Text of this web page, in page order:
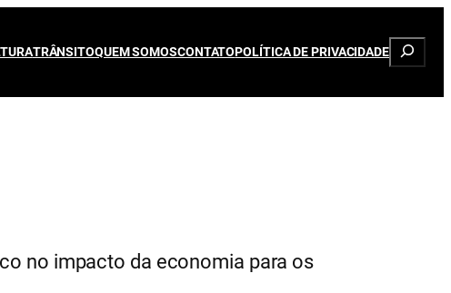
TRÂNSITOQUEM SOMOSCONTATOPOLÍTICA DE PRIVACIDADE
no impacto da economia para os